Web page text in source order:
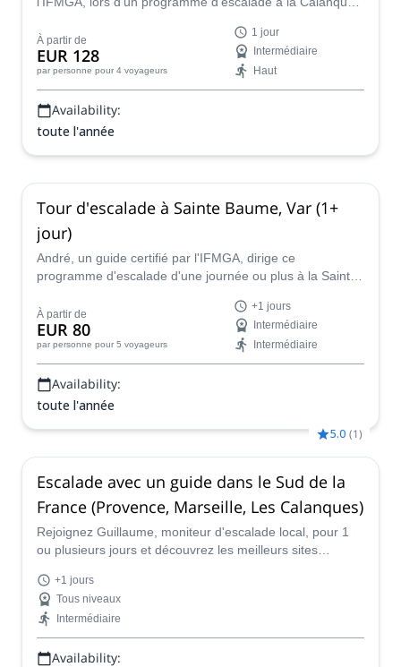
de la France.
À partir de
EUR 128
par personne pour 4 voyageurs
1 jour
Intermédiaire
Haut
Availability:
toute l'année
Tour d'escalade à Sainte Baume, Var (1+
jour)
André, un guide certifié par l'IFMGA, dirige ce
programme d'escalade d'une journée ou plus à la Sainte
certaines des plus belles parois rocheuses et arêtes de
montagne du Sud-Ouest de la France, en profitant des
vues imprenables sur la campagne tranquille tout en vous
mettant au défi sur les différentes escalades.
À partir de
EUR 80
par personne pour 5 voyageurs
+1 jours
Intermédiaire
Intermédiaire
Availability:
toute l'année
5.0 (1)
Escalade avec un guide dans le Sud de la
France (Provence, Marseille, Les Calanques)
Rejoignez Guillaume, moniteur d'escalade local, pour 1
ou plusieurs jours et découvrez les meilleurs sites
et aux Calanques, entre autres. Tous les niveaux sont les
bienvenus !
+1 jours
Tous niveaux
Intermédiaire
Availability: